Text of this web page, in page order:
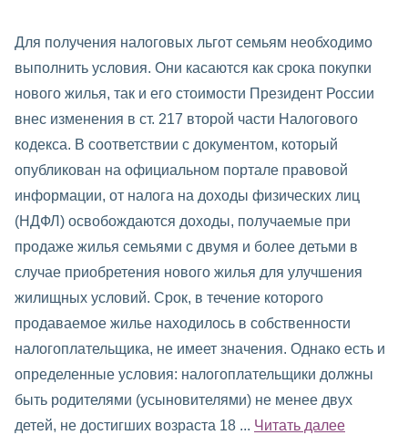
Для получения налоговых льгот семьям необходимо
выполнить условия. Они касаются как срока покупки
нового жилья, так и его стоимости Президент России
внес изменения в ст. 217 второй части Налогового
кодекса. В соответствии с документом, который
опубликован на официальном портале правовой
информации, от налога на доходы физических лиц
(НДФЛ) освобождаются доходы, получаемые при
продаже жилья семьями с двумя и более детьми в
случае приобретения нового жилья для улучшения
жилищных условий. Срок, в течение которого
продаваемое жилье находилось в собственности
налогоплательщика, не имеет значения. Однако есть и
определенные условия: налогоплательщики должны
быть родителями (усыновителями) не менее двух
детей, не достигших возраста 18 ... Читать далее